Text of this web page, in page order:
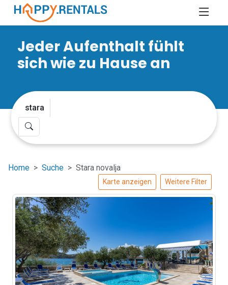
Jeder Aufenthalt fühlt
sich wie zu Hause an
Home Suche Stara novalja
Karte anzeigen Weitere Filter